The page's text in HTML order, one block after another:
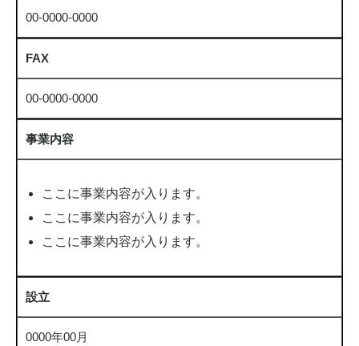
00-0000-0000
FAX
00-0000-0000
事業内容
ここに事業内容が入ります。
ここに事業内容が入ります。
ここに事業内容が入ります。
設立
0000年00月